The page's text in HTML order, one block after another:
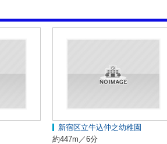
新宿区立牛込仲之幼稚園
約447m／6分